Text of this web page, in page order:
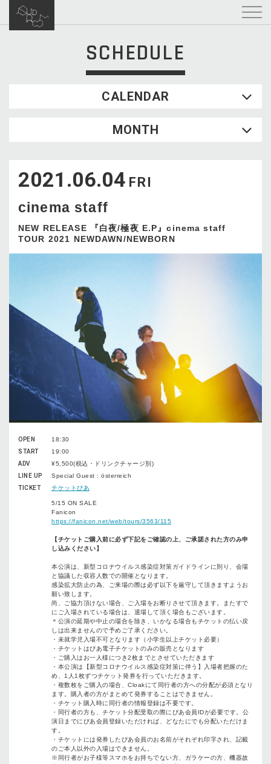
SCHEDULE
CALENDAR
WED
2
3 4 5
16
17 18
23
24 25 26 27 28
MONTH
2021.06.04 FRI
cinema staff
NEW RELEASE 『白夜/極夜 E.P』cinema staff
TOUR 2021 NEWDAWN/NEWBORN
OPEN
18:30
START
19:00
ADV
¥5,500(税込・ドリンクチャージ別)
LINE UP
Special Guest : österreich
TICKET
チケットぴあ
5/15 ON SALE
Fanicon
https://fanicon.net/web/tours/3563/115
【チケットご購入前に必ず下記をご確認の上、ご承諾された方のみ申
し込みください】
本公演は、新型コロナウイルス感染症対策ガイドラインに則り、会場
と協議した収容人数での開催となります。
感染拡大防止の為、ご来場の際は必ず以下を厳守して頂きますようお
願い致します。
尚、ご協力頂けない場合、ご入場をお断りさせて頂きます。またすで
にご入場されている場合は、退場して頂く場合もございます。
＊公演の延期や中止の場合を除き、いかなる場合もチケットの払い戻
しは出来ませんので予めご了承ください。
・未就学児入場不可となります（小学生以上チケット必要）
・チケットはぴあ電子チケットのみの販売となります
・ご購入はお一人様につき2枚までとさせていただきます
・本公演は【新型コロナウイルス感染症対策に伴う】入場者把握のた
め、1人1枚ずつチケット発券を行っていただきます。
・複数枚をご購入の場合、Cloakにて同行者の方への分配が必須となり
ます。購入者の方がまとめて発券することはできません。
・チケット購入時に同行者の情報登録は不要です。
・同行者の方も、チケット分配受取の際にぴあ会員IDが必要です。公
演日までにぴあ会員登録いただければ、どなたにでも分配いただけま
す。
・チケットには発券したぴあ会員のお名前がそれぞれ印字され、記載
のご本人以外の入場はできません。
※同行者がお子様等スマホをお持ちでない方、ガラケーの方、機器故